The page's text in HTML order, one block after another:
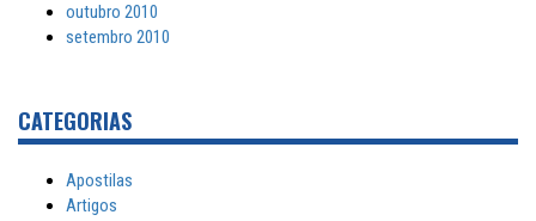
outubro 2010
setembro 2010
CATEGORIAS
Apostilas
Artigos